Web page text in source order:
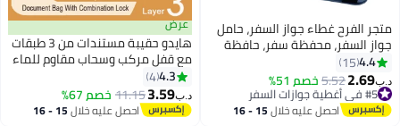
6
متجر الفرح غطاء جواز السفر، حامل
جواز السفر، محفظة سفر، حافظة
جواز سفر مانعة لتقنية تحديد
الهوية بموجات الراديو، ملحقات
سفر، حامل بطاقات، محفظة، هدايا
سفر للجنسين، أزرق
4.4
15
د.ب‏2.69
5.52خصم 51% #5 في أغطية جوازات السفر
تم بيع +10 مؤخرًا
#5 في أغطية جوازات السفر احصل عليه خلال 15 - 16
عرض
هايدو حقيبة مستندات من 3 طبقات
مع قفل مركب وسحاب مقاوم للماء
لحماية المستندات، حقيبة تخزين
منزلية محمولة للسفر
4.3
4
د.ب‏3.59
11.15خصم 67%
احصل عليه خلال 15 - 16